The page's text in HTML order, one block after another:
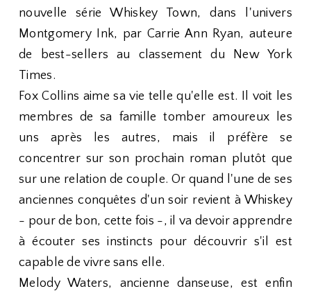
nouvelle série Whiskey Town, dans l'univers
Montgomery Ink, par Carrie Ann Ryan, auteure
de best-sellers au classement du New York
Times.
Fox Collins aime sa vie telle qu'elle est. Il voit les
membres de sa famille tomber amoureux les
uns après les autres, mais il préfère se
concentrer sur son prochain roman plutôt que
sur une relation de couple. Or quand l'une de ses
anciennes conquêtes d'un soir revient à Whiskey
- pour de bon, cette fois -, il va devoir apprendre
à écouter ses instincts pour découvrir s'il est
capable de vivre sans elle.
Melody Waters, ancienne danseuse, est enfin